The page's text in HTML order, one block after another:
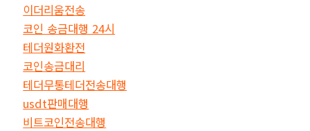
이더리움전송
코인 송금대행 24시
테더원화환전
코인송금대리
테더무통테더전송대행
usdt판매대행
비트코인전송대행